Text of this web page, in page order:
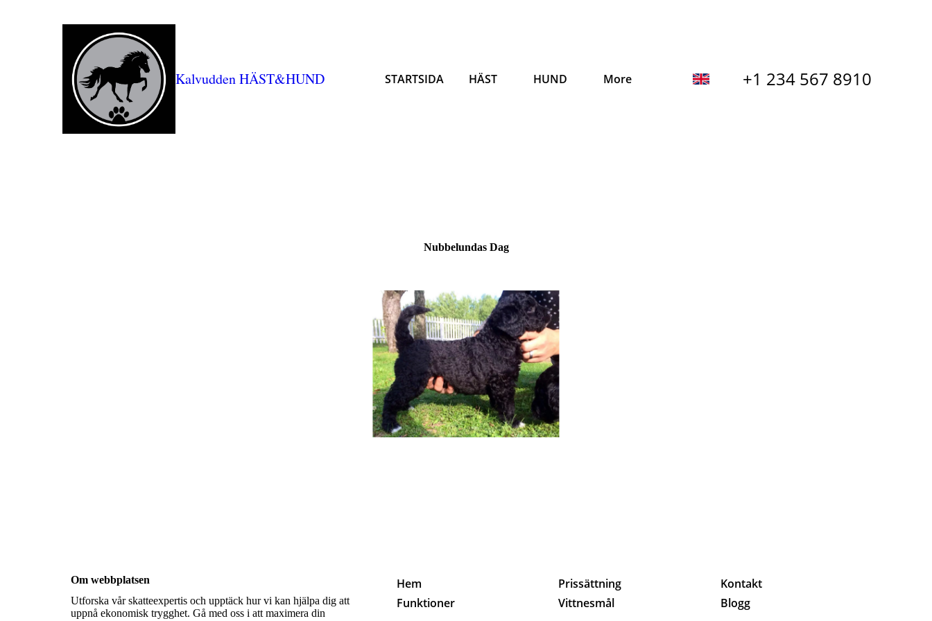
Kalvudden HÄST&HUND STARTSIDA HÄST HUND More +1 234 567 8910
Nubbelundas Dag
Om webbplatsen
Utforska vår skatteexpertis och upptäck hur vi kan hjälpa dig att
uppnå ekonomisk trygghet. Gå med oss i att maximera din
Hem
Funktioner
Prissättning
Vittnesmål
Kontakt
Blogg